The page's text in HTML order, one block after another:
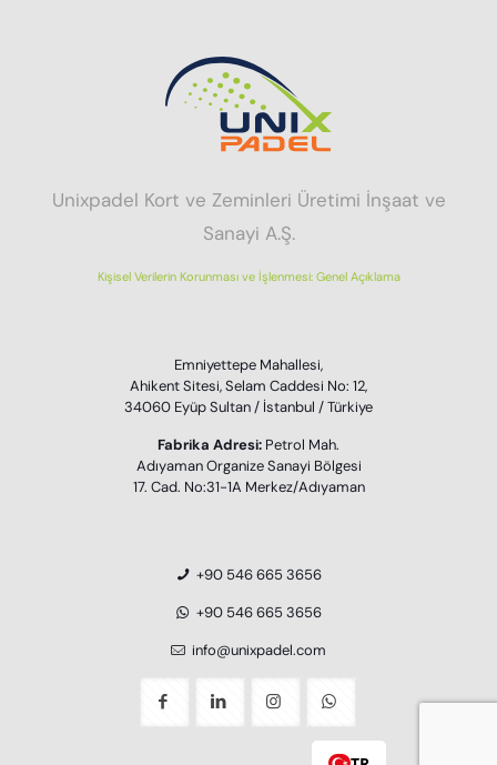
Unixpadel Kort ve Zeminleri Üretimi İnşaat ve
Sanayi A.Ş.
Kişisel Verilerin Korunması ve İşlenmesi: Genel Açıklama
Emniyettepe Mahallesi,
Ahikent Sitesi, Selam Caddesi No: 12,
34060 Eyüp Sultan / İstanbul / Türkiye
Fabrika Adresi: Petrol Mah.
Adıyaman Organize Sanayi Bölgesi
17. Cad. No:31-1A Merkez/Adıyaman
+90 546 665 3656
+90 546 665 3656
info@unixpadel.com